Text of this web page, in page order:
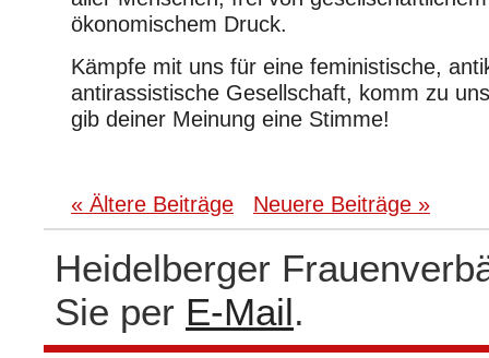
ökonomischem Druck.
Kämpfe mit uns für eine feministische,
antirassistische Gesellschaft, komm zu
gib deiner Meinung eine Stimme!
« Ältere Beiträge Neuere Beiträge »
Heidelberger
Sie per E-Mail.